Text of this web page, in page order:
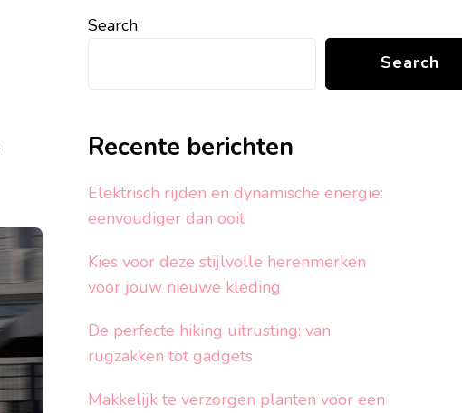
Search
Search
Recente berichten
Elektrisch rijden en dynamische energie:
eenvoudiger dan ooit
Kies voor deze stijlvolle herenmerken
voor jouw nieuwe kleding
De perfecte hiking uitrusting: van
rugzakken tot gadgets
Makkelijk te verzorgen planten voor een